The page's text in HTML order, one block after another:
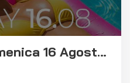
POOL PARTY - Domenica 16 Agosto 2026